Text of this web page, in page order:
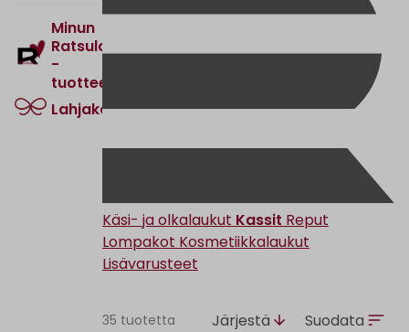
Minun
Ratsula
-
tuotteet
Lahjakortti
Käsi- ja olkalaukut Kassit Reput
Lompakot Kosmetiikkalaukut
Lisävarusteet
35 tuotetta Järjestä Suodata